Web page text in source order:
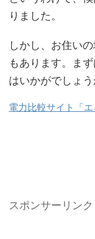
りました。
しかし、お住い
もあります。ま
はいかがでしょう
電力比較サイト「エ
スポンサーリンク